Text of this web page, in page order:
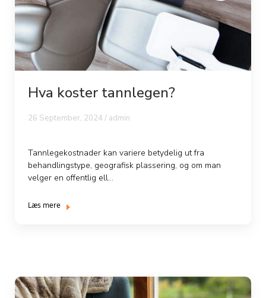
Hva koster tannlegen?
26 September, 2024 / admin
Tannlegekostnader kan variere betydelig ut fra
behandlingstype, geografisk plassering, og om man
velger en offentlig ell...
Læs mere